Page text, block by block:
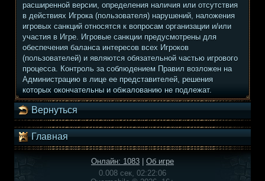
расширенной версии, определения наличия или отсутствия
в действиях Игрока (пользователя) нарушений, наложения
игровых санкций относятся к вопросам организации и/или
участия в Игре. Игровые санкции предусмотрены для
обеспечения баланса интересов всех Игроков
(пользователей) и являются обязательной частью игрового
процесса. Контроль за соблюдением Правил возложен на
Администрацию в лице ее представителей, решения
которых окончательны и обжалованию не подлежат.
Вернуться
Главная
Онлайн: 1083
Об игре
0.008 сек, 02:22:06